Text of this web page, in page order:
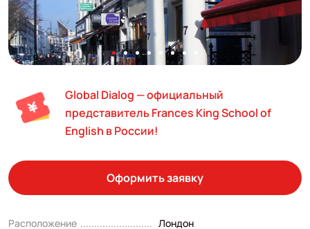
Global Dialog — официальный
представитель Frances King School of
English в России!
Оформить заявку
Расположение
Лондон